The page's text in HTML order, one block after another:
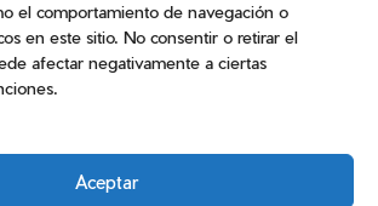
el comportamiento de navegación o
en este sitio. No consentir o retirar el
afectar negativamente a ciertas
Aceptar
CLIENTE